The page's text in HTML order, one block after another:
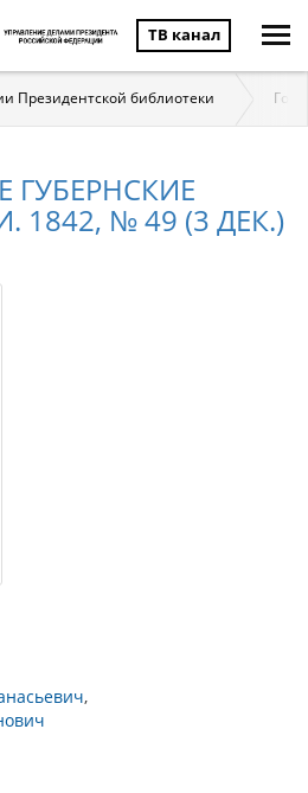
ТВ канал
Президентской библиотеки
1842, № 49 (3 ДЕК.)